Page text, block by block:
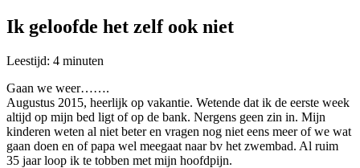
Ik geloofde het zelf ook niet
Leestijd: 4 minuten
Gaan we weer…….
Augustus 2015, heerlijk op vakantie. Wetende dat ik de eerste week
altijd op mijn bed ligt of op de bank. Nergens geen zin in. Mijn
kinderen weten al niet beter en vragen nog niet eens meer of we wat
gaan doen en of papa wel meegaat naar bv het zwembad. Al ruim
35 jaar loop ik te tobben met mijn hoofdpijn.